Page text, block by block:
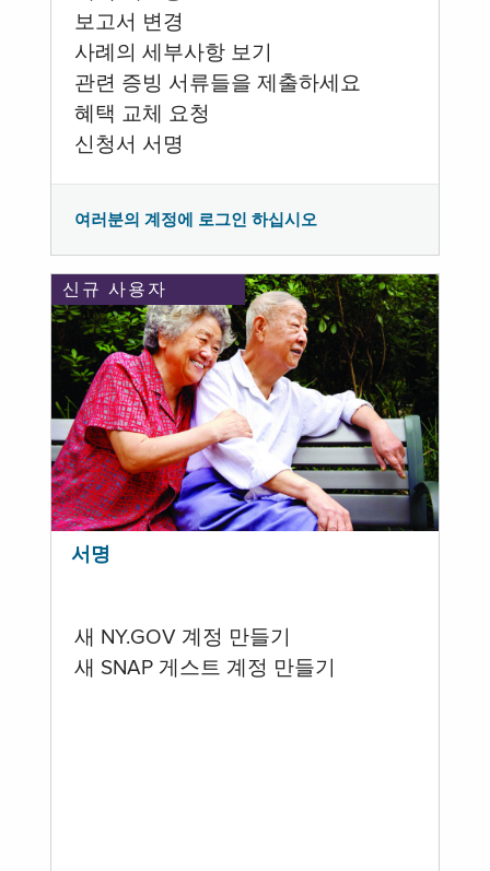
보고서 변경
사례의 세부사항 보기
관련 증빙 서류들을 제출하세요
혜택 교체 요청
신청서 서명
여러분의 계정에 로그인 하십시오
신규 사용자
서명
새 NY.GOV 계정 만들기
새 SNAP 게스트 계정 만들기